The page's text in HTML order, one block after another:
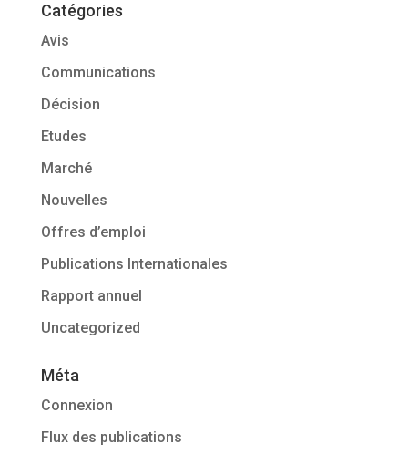
Catégories
Avis
Communications
Décision
Etudes
Marché
Nouvelles
Offres d’emploi
Publications Internationales
Rapport annuel
Uncategorized
Méta
Connexion
Flux des publications